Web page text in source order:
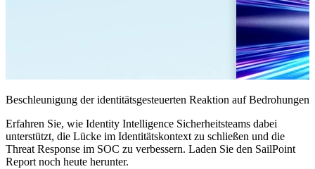
Beschleunigung der identitätsgesteuerten Reaktion auf Bedrohungen
Erfahren Sie, wie Identity Intelligence Sicherheitsteams dabei
unterstützt, die Lücke im Identitätskontext zu schließen und die
Threat Response im SOC zu verbessern. Laden Sie den SailPoint
Report noch heute herunter.